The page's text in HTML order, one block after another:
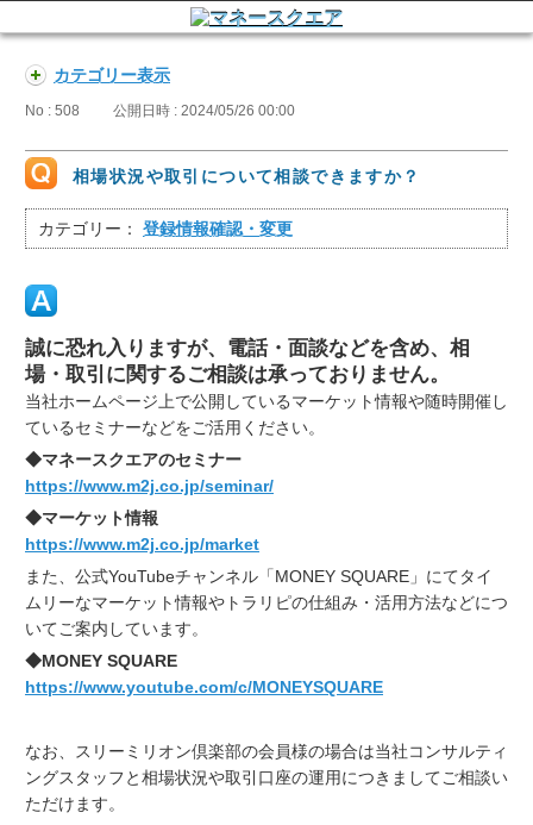
カテゴリー表示
No : 508 公開日時 : 2024/05/26 00:00
相場状況や取引について相談できますか？
カテゴリー： 登録情報確認・変更
誠に恐れ入りますが、電話・面談などを含め、相
場・取引に関するご相談は承っておりません。
当社ホームページ上で公開しているマーケット情報や随時開催し
ているセミナーなどをご活用ください。
◆マネースクエアのセミナー
https://www.m2j.co.jp/seminar/
◆マーケット情報
https://www.m2j.co.jp/market
また、公式YouTubeチャンネル「MONEY SQUARE」にてタイ
ムリーなマーケット情報やトラリピの仕組み・活用方法などにつ
いてご案内しています。
◆MONEY SQUARE
https://www.youtube.com/c/MONEYSQUARE
なお、スリーミリオン倶楽部の会員様の場合は当社コンサルティ
ングスタッフと相場状況や取引口座の運用につきましてご相談い
ただけます。